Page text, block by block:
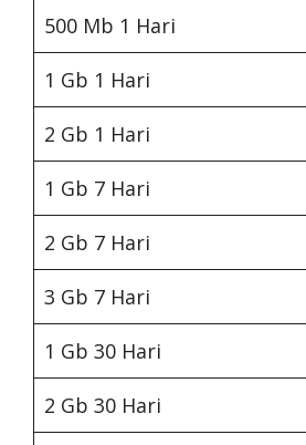
500 Mb 1 Hari
1 Gb 1 Hari
2 Gb 1 Hari
1 Gb 7 Hari
2 Gb 7 Hari
3 Gb 7 Hari
1 Gb 30 Hari
2 Gb 30 Hari